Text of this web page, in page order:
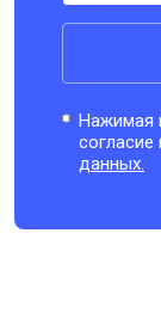
Нажимая
данных.